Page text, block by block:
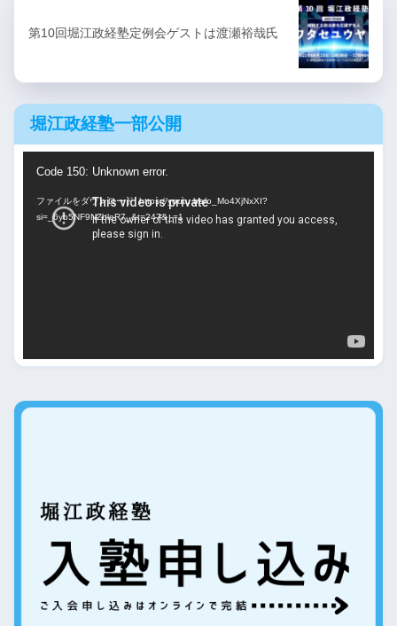
第10回堀江政経塾定例会ゲストは渡瀬裕哉氏
堀江政経塾一部公開
Code 150: Unknown error.
ファイルをダウンロード: https://youtu.be/o_Mo4XjNxXI?
si=_6yb5NF9NZbleR7_&t=247&_=1